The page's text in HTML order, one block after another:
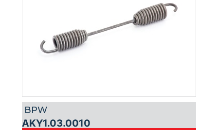
BPW
AKY1.03.0010